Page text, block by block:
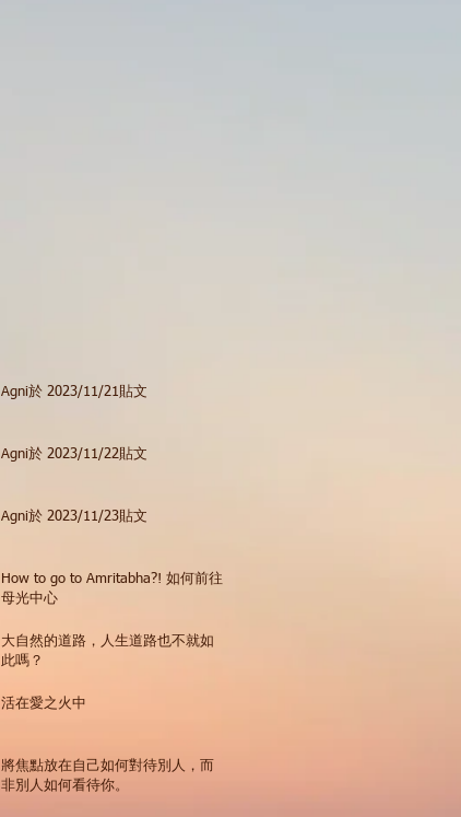
Agni於 2023/11/21貼文
Agni於 2023/11/22貼文
Agni於 2023/11/23貼文
How to go to Amritabha?! 如何前往
母光中心
大自然的道路，人生道路也不就如
此嗎？
活在愛之火中
將焦點放在自己如何對待別人，而
非別人如何看待你。